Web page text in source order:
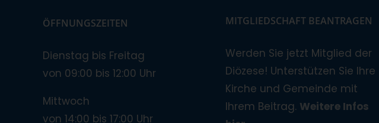
ÖFFNUNGSZEITEN
Dienstag bis Freitag
von 09:00 bis 12:00 Uhr
Mittwoch
von 14:00 bis 17:00 Uhr
MITGLIEDSCHAFT BEANTRAGEN
Werden Sie jetzt Mitglied der
Diözese! Unterstützen Sie Ihre
Kirche und Gemeinde mit
Ihrem Beitrag. Weitere Infos